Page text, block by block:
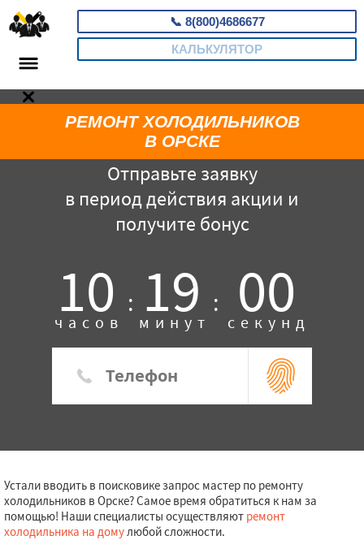
📞 8(800)4686677
КАЛЬКУЛЯТОР
Отправьте заявку
в период действия акции и
получите бонус
10 :
часов 18 :
минут 59
секунд
РЕМОНТ ХОЛОДИЛЬНИКОВ
В ОРСКЕ
Устали вводить в поисковике запрос мастер по ремонту
холодильников в Орске? Самое время обратиться к нам за
помощью! Наши специалисты осуществляют ремонт
холодильника на домулюбой сложности.